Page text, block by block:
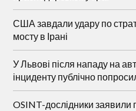
США завдали удару по
мосту в Ірані
У Львові після нападу на
інциденту публічно
OSINT-дослідники заявили